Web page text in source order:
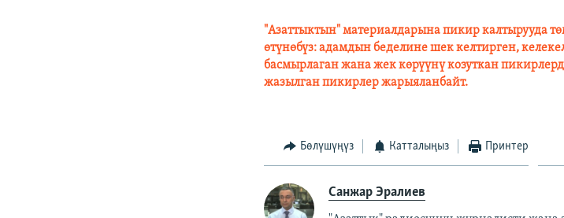
"Азаттыктын" материалдарына пикир калтырууда
өтүнөбүз: адамдын беделине шек келтирген,
басмырлаган жана жек көрүүнү козуткан
жазылган пикирлер жарыяланбайт.
Бөлүшүңүз Катталыңыз Принтер
Санжар Эралиев